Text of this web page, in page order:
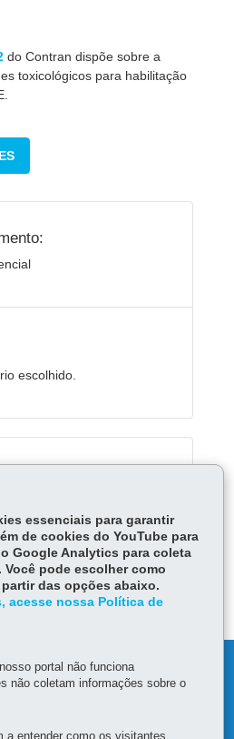
do Contran dispõe sobre a
toxicológicos para habilitação
escolhido.
da carteira de motorista
essenciais para garantir
de cookies do YouTube para
Google Analytics para coleta
pode escolher como
das opções abaixo.
acesse nossa Política de
portal não funciona
não coletam informações sobre o
a entender como os visitantes